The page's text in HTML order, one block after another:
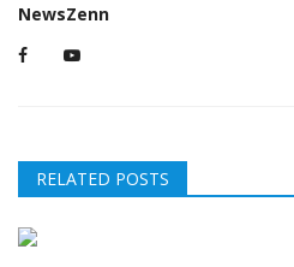
NewsZenn
RELATED POSTS